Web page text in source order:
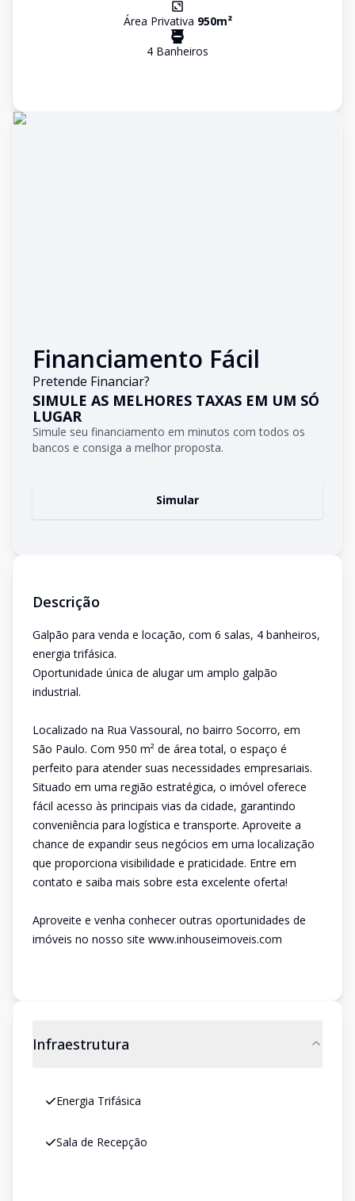
Área Privativa 950m²
4 Banheiros
Financiamento Fácil
Pretende Financiar?
SIMULE AS MELHORES TAXAS EM UM SÓ
LUGAR
Simule seu financiamento em minutos com todos os
bancos e consiga a melhor proposta.
Simular
Descrição
Galpão para venda e locação, com 6 salas, 4 banheiros,
energia trifásica.
Oportunidade única de alugar um amplo galpão
industrial.
Localizado na Rua Vassoural, no bairro Socorro, em
São Paulo. Com 950 m² de área total, o espaço é
perfeito para atender suas necessidades empresariais.
Situado em uma região estratégica, o imóvel oferece
fácil acesso às principais vias da cidade, garantindo
conveniência para logística e transporte. Aproveite a
chance de expandir seus negócios em uma localização
que proporciona visibilidade e praticidade. Entre em
contato e saiba mais sobre esta excelente oferta!
Aproveite e venha conhecer outras oportunidades de
imóveis no nosso site www.inhouseimoveis.com
Infraestrutura
Energia Trifásica
Sala de Recepção